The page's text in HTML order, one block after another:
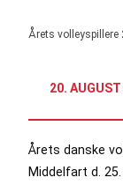
Årets volleyspillere
20.
Årets danske
Middelfart d.